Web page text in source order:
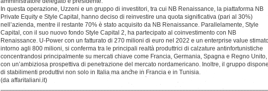
In questa operazione, Uzzeni e un gruppo di investitori, tra cui NB Renaissance, la piattaforma NB
Private Equity e Style Capital, hanno deciso di reinvestire una quota significativa (pari al 30%)
nell’azienda, mentre il restante 70% è stato acquisito da NB Renaissance. Parallelamente, Style
Capital, con il suo nuovo fondo Style Capital 2, ha partecipato al coinvestimento con NB
Renaissance. U-Power con un fatturato di 270 milioni di euro nel 2022 e un enterprise value
intorno agli 800 milioni, si conferma tra le principali realtà produttrici di calzature antinfortunistiche
concentrandosi principalmente su mercati chiave come Francia, Germania, Spagna e Regno Unito,
con un’ambiziosa prospettiva di penetrazione del mercato nordamericano. Inoltre, il gruppo dispone
di stabilimenti produttivi non solo in Italia ma anche in Francia e in Tunisia.
(da affaritaliani.it)